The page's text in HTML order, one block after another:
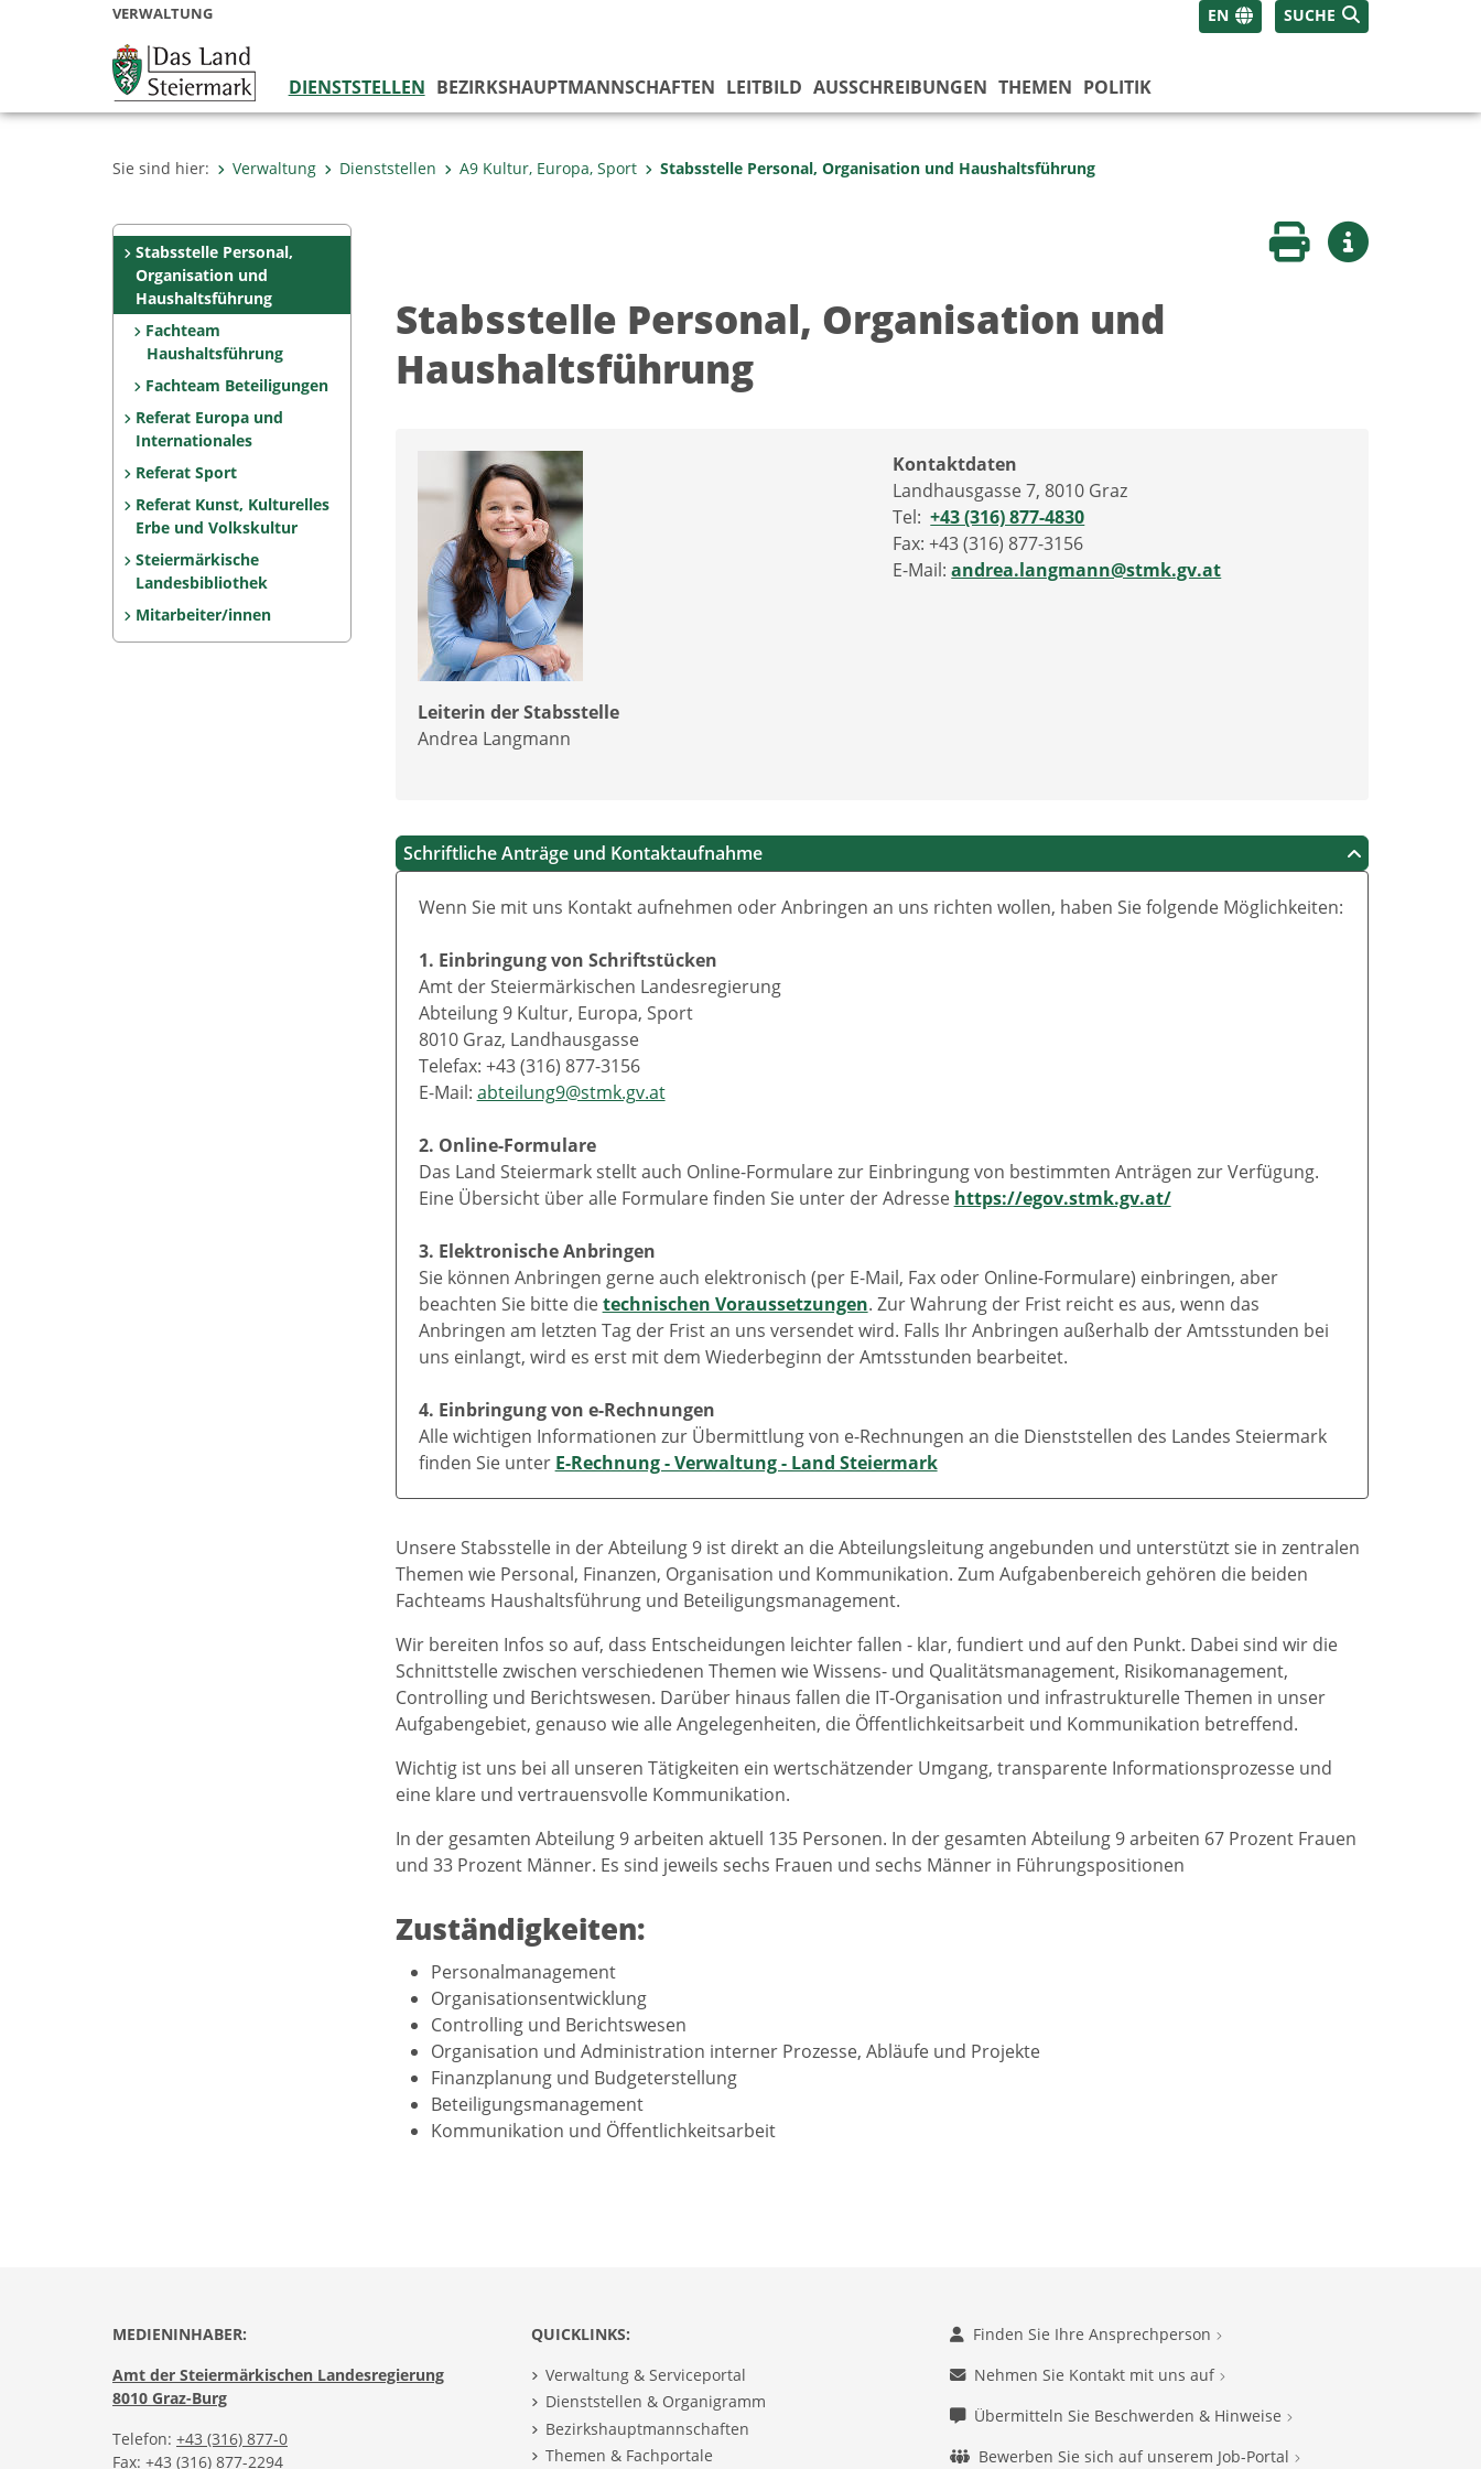
VERWALTUNG SUCHE
EN
DIENSTSTELLEN BEZIRKS­HAUPTMANNSCHAFTEN LEITBILD AUSSCHREIBUNGEN THEMEN POLITIK
Sie sind hier: Verwaltung Dienststellen A9 Kultur, Europa, Sport Stabsstelle Personal, Organisation und Haushaltsführung
Stabsstelle Personal,
Organisation und
Haushaltsführung
Fachteam
Haushaltsführung
Fachteam Beteiligungen
Referat Europa und
Internationales
Referat Sport
Referat Kunst, Kulturelles
Erbe und Volkskultur
Steiermärkische
Landesbibliothek
Mitarbeiter/innen
Seite druckenWeitere Infos
Stabsstelle Personal, Organisation und
Haushaltsführung
Leiterin der Stabsstelle
Andrea Langmann
Kontaktdaten
Landhausgasse 7, 8010 Graz
Tel:+43 (316) 877-4830
Fax: +43 (316) 877-3156
E-Mail:andrea.langmann@stmk.gv.at
Schriftliche Anträge und Kontaktaufnahme
Wenn Sie mit uns Kontakt aufnehmen oder Anbringen an uns richten wollen, haben Sie folgende Möglichkeiten:
1. Einbringung von Schriftstücken
Amt der Steiermärkischen Landesregierung
Abteilung 9 Kultur, Europa, Sport
8010 Graz, Landhausgasse
Telefax: +43 (316) 877-3156
E-Mail: abteilung9@stmk.gv.at
2. Online-Formulare
Das Land Steiermark stellt auch Online-Formulare zur Einbringung von bestimmten Anträgen zur Verfügung.
Eine Übersicht über alle Formulare finden Sie unter der Adresse https://egov.stmk.gv.at/
3. Elektronische Anbringen
Sie können Anbringen gerne auch elektronisch (per E-Mail, Fax oder Online-Formulare) einbringen, aber
beachten Sie bitte dietechnischen Voraussetzungen. Zur Wahrung der Frist reicht es aus, wenn das
Anbringen am letzten Tag der Frist an uns versendet wird. Falls Ihr Anbringen außerhalb der Amtsstunden bei
uns einlangt, wird es erst mit dem Wiederbeginn der Amtsstunden bearbeitet.
4. Einbringung von e-Rechnungen
Alle wichtigen Informationen zur Übermittlung von e-Rechnungen an die Dienststellen des Landes Steiermark
finden Sie unter E-Rechnung - Verwaltung - Land Steiermark
Unsere Stabsstelle in der Abteilung 9 ist direkt an die Abteilungsleitung angebunden und unterstützt sie in zentralen
Themen wie Personal, Finanzen, Organisation und Kommunikation. Zum Aufgabenbereich gehören die beiden
Fachteams Haushaltsführung und Beteiligungsmanagement.
Wir bereiten Infos so auf, dass Entscheidungen leichter fallen - klar, fundiert und auf den Punkt. Dabei sind wir die
Schnittstelle zwischen verschiedenen Themen wie Wissens- und Qualitätsmanagement, Risikomanagement,
Controlling und Berichtswesen. Darüber hinaus fallen die IT-Organisation und infrastrukturelle Themen in unser
Aufgabengebiet, genauso wie alle Angelegenheiten, die Öffentlichkeitsarbeit und Kommunikation betreffend.
Wichtig ist uns bei all unseren Tätigkeiten ein wertschätzender Umgang, transparente Informationsprozesse und
eine klare und vertrauensvolle Kommunikation.
In der gesamten Abteilung 9 arbeiten aktuell 135 Personen. In der gesamten Abteilung 9 arbeiten 67 Prozent Frauen
und 33 Prozent Männer. Es sind jeweils sechs Frauen und sechs Männer in Führungspositionen
Zuständigkeiten:
Personalmanagement
Organisationsentwicklung
Controlling und Berichtswesen
Organisation und Administration interner Prozesse, Abläufe und Projekte
Finanzplanung und Budgeterstellung
Beteiligungsmanagement
Kommunikation und Öffentlichkeitsarbeit
MEDIENINHABER:
Amt der Steiermärkischen Landesregierung
8010 Graz-Burg
Telefon: +43 (316) 877-0
Fax: +43 (316) 877-2294
QUICKLINKS:
Verwaltung & Serviceportal
Dienststellen & Organigramm
Bezirkshauptmannschaften
Themen & Fachportale
Finden Sie Ihre Ansprechperson
Nehmen Sie Kontakt mit uns auf
Übermitteln Sie Beschwerden & Hinweise
Bewerben Sie sich auf unserem Job-Portal